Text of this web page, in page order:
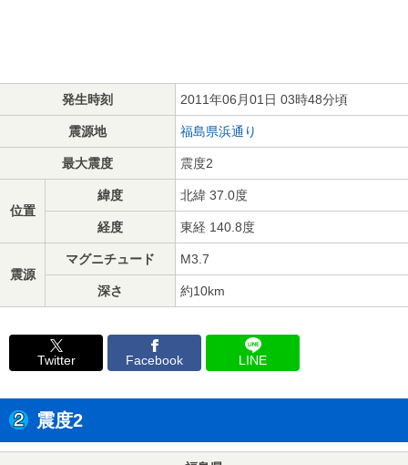
発生時刻 2011年06月01日 03時48分頃
震源地 福島県浜通り
最大震度 震度2
位置
緯度 北緯 37.0度
経度 東経 140.8度
震源
マグニチュード M3.7
深さ 約10km
Twitter Facebook LINE
震度2